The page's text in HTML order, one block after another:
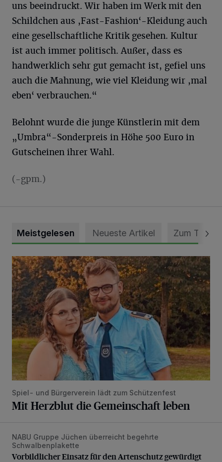
uns beeindruckt. Wir haben im Werk mit den
Schildchen aus ,Fast-Fashion‘-Kleidung auch
eine gesellschaftliche Kritik gesehen. Kultur
ist auch immer politisch. Außer, dass es
handwerklich sehr gut gemacht ist, gefiel uns
auch die Mahnung, wie viel Kleidung wir ,mal
eben‘ verbrauchen.“
Belohnt wurde die junge Künstlerin mit dem
„Umbra“-Sonderpreis in Höhe 500 Euro in
Gutscheinen ihrer Wahl.
(-gpm.)
Meistgelesen Neueste Artikel Zum Thema
Mit Herzblut die Gemeinschaft leben
Spiel- und Bürgerverein lädt zum Schützenfest
Mit Herzblut die Gemeinschaft leben
Vorbildlicher Einsatz für den Artenschutz gewürdigt
NABU Gruppe Jüchen überreicht begehrte
Schwalbenplakette
Vorbildlicher Einsatz für den Artenschutz gewürdigt